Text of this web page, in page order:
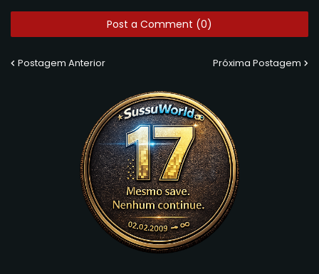
Post a Comment (0)
Postagem Anterior Próxima Postagem